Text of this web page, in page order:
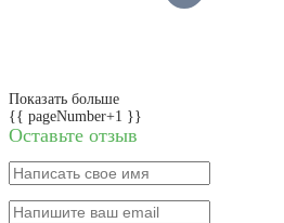
Показать больше
{{ pageNumber+1 }}
Оставьте отзыв